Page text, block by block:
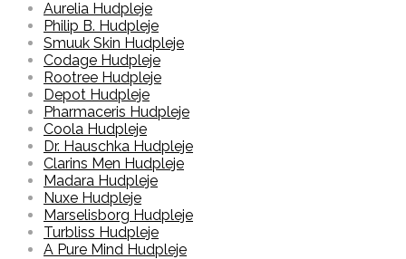
Aurelia Hudpleje
Philip B. Hudpleje
Smuuk Skin Hudpleje
Codage Hudpleje
Rootree Hudpleje
Depot Hudpleje
Pharmaceris Hudpleje
Coola Hudpleje
Dr. Hauschka Hudpleje
Clarins Men Hudpleje
Madara Hudpleje
Nuxe Hudpleje
Marselisborg Hudpleje
Turbliss Hudpleje
A Pure Mind Hudpleje